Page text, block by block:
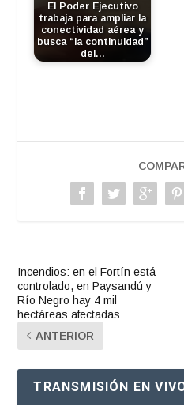
El Poder Ejecutivo
trabaja para ampliar la
conectividad aérea y
busca “la continuidad”
del…
Incendios: en el Fortín está
controlado, en Paysandú y
Río Negro hay 4 mil
hectáreas afectadas
ANTERIOR
TRANSMISIÓN EN